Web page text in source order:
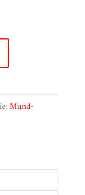
Mund-